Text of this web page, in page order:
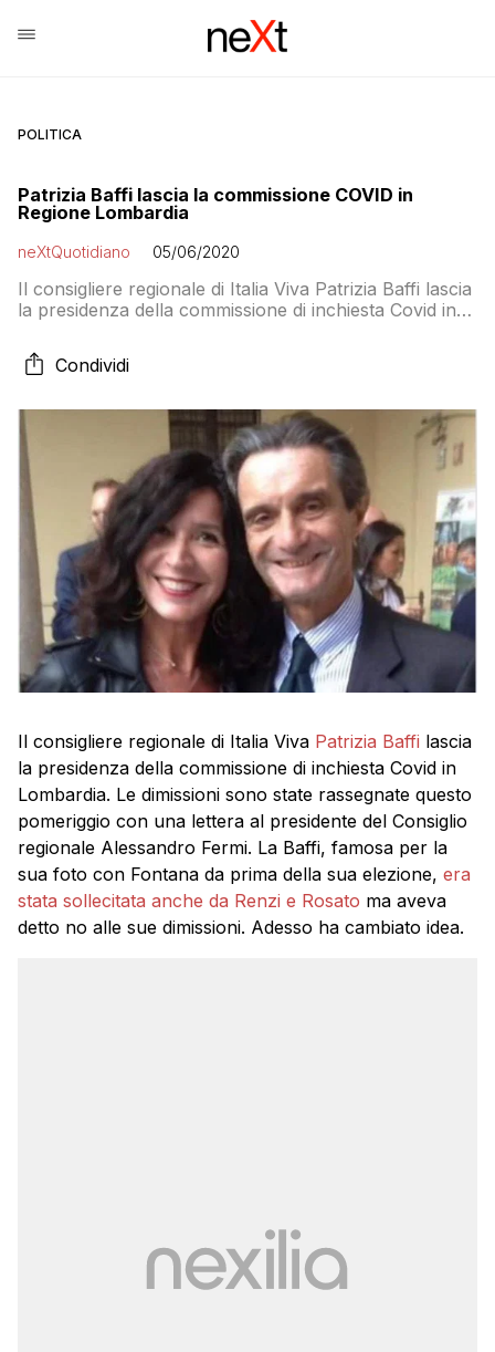
POLITICA
Patrizia Baffi lascia la commissione COVID in
Regione Lombardia
neXtQuotidiano 05/06/2020
Il consigliere regionale di Italia Viva Patrizia Baffi lascia
la presidenza della commissione di inchiesta Covid in
pomeriggio con una lettera al presidente del Consiglio
regionale Alessandro Fermi. La Baffi, famosa per la
stata sollecitata anche da Renzi […]
Condividi
Il consigliere regionale di Italia Viva Patrizia Baffi lascia
la presidenza della commissione di inchiesta Covid in
Lombardia. Le dimissioni sono state rassegnate questo
pomeriggio con una lettera al presidente del Consiglio
regionale Alessandro Fermi. La Baffi, famosa per la
sua foto con Fontana da prima della sua elezione, era
stata sollecitata anche da Renzi e Rosato ma aveva
detto no alle sue dimissioni. Adesso ha cambiato idea.